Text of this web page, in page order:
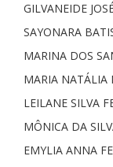
GILVANEIDE
SAYONARA
MARINA DOS
MARIA NATÁLIA
LEILANE SILVA
MÔNICA DA
EMYLIA ANNA